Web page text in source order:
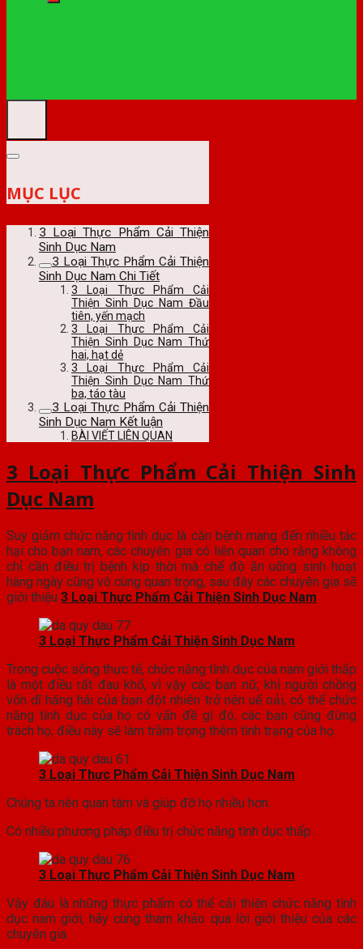
MỤC LỤC
3 Loại Thực Phẩm Cải Thiện
Sinh Dục Nam
3 Loại Thực Phẩm Cải Thiện
Sinh Dục Nam Chi Tiết
3 Loại Thực Phẩm Cải
Thiện Sinh Dục Nam Đầu
tiên, yến mạch
3 Loại Thực Phẩm Cải
Thiện Sinh Dục Nam Thứ
hai, hạt dẻ
3 Loại Thực Phẩm Cải
Thiện Sinh Dục Nam Thứ
ba, táo tàu
3 Loại Thực Phẩm Cải Thiện
Sinh Dục Nam Kết luận
BÀI VIẾT LIÊN QUAN
3 Loại Thực Phẩm Cải Thiện Sinh
Dục Nam
Suy giảm chức năng tình dục là căn bệnh mang đến nhiều tác
hại cho bạn nam, các chuyên gia có liên quan cho rằng không
chỉ cần điều trị bệnh kịp thời mà chế độ ăn uống sinh hoạt
hàng ngày cũng vô cùng quan trọng, sau đây các chuyên gia sẽ
giới thiệu 3 Loại Thực Phẩm Cải Thiện Sinh Dục Nam
3 Loại Thực Phẩm Cải Thiện Sinh Dục Nam
Trong cuộc sống thực tế, chức năng tình dục của nam giới thấp
là một điều rất đau khổ, vì vậy các bạn nữ, khi người chồng
vốn dĩ hăng hái của bạn đột nhiên trở nên uể oải, có thể chức
năng tình dục của họ có vấn đề gì đó, các bạn cũng đừng
trách họ, điều này sẽ làm trầm trọng thêm tình trạng của họ.
3 Loại Thực Phẩm Cải Thiện Sinh Dục Nam
Chúng ta nên quan tâm và giúp đỡ họ nhiều hơn.
Có nhiều phương pháp điều trị chức năng tình dục thấp.
3 Loại Thực Phẩm Cải Thiện Sinh Dục Nam
Vậy đâu là những thực phẩm có thể cải thiện chức năng tình
dục nam giới, hãy cùng tham khảo qua lời giới thiệu của các
chuyên gia.